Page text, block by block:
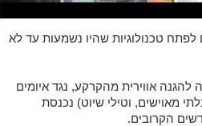
טכנולוגיות שהיו נשמעות עד לא
אווירית מהקרקע, נגד איומים
מאוישים, וטילי שיוט) נכנסת
הקרובים.